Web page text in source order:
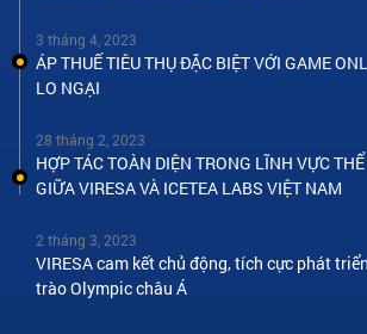
3 tháng 4, 2023
ÁP THUẾ TIÊU THỤ ĐẶC BIỆT VỚI GAME
LO NGẠI
28 tháng 2, 2023
HỢP TÁC TOÀN DIỆN TRONG LĨNH VỰC
GIỮA VIRESA VÀ ICETEA LABS VIỆT NAM
2 tháng 3, 2023
VIRESA cam kết chủ động, tích cực phát
trào Olympic châu Á